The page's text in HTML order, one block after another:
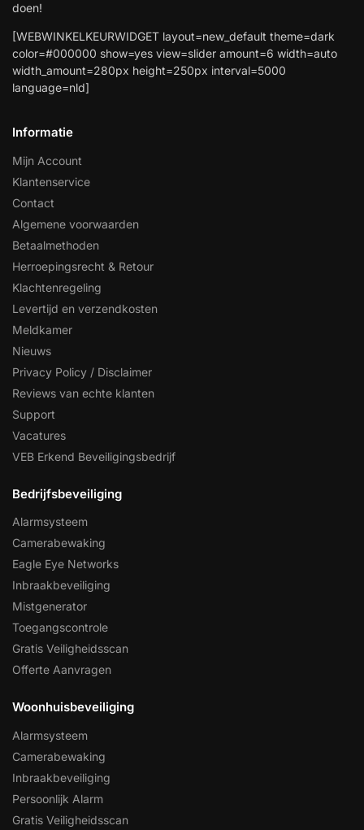
doen!
[WEBWINKELKEURWIDGET layout=new_default theme=dark
color=#000000 show=yes view=slider amount=6 width=auto
width_amount=280px height=250px interval=5000
language=nld]
Informatie
Mijn Account
Klantenservice
Contact
Algemene voorwaarden
Betaalmethoden
Herroepingsrecht & Retour
Klachtenregeling
Levertijd en verzendkosten
Meldkamer
Nieuws
Privacy Policy / Disclaimer
Reviews van echte klanten
Support
Vacatures
VEB Erkend Beveiligingsbedrijf
Bedrijfsbeveiliging
Alarmsysteem
Camerabewaking
Eagle Eye Networks
Inbraakbeveiliging
Mistgenerator
Toegangscontrole
Gratis Veiligheidsscan
Offerte Aanvragen
Woonhuisbeveiliging
Alarmsysteem
Camerabewaking
Inbraakbeveiliging
Persoonlijk Alarm
Gratis Veiligheidsscan